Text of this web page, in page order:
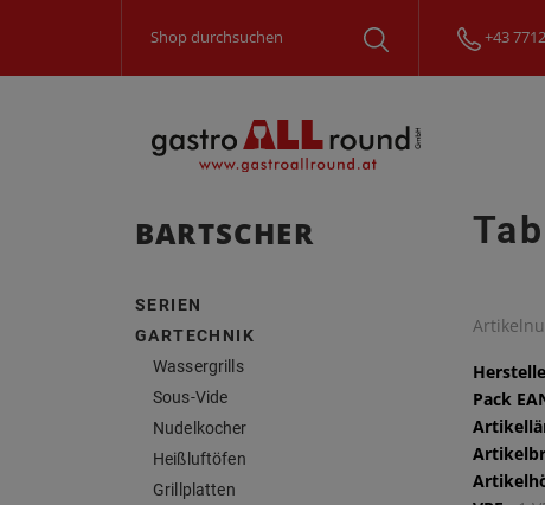
+43
BARTSCHER
SERIEN
GARTECHNIK
Wassergrills
Sous-Vide
Nudelkocher
Heißluftöfen
Grillplatten
Pack